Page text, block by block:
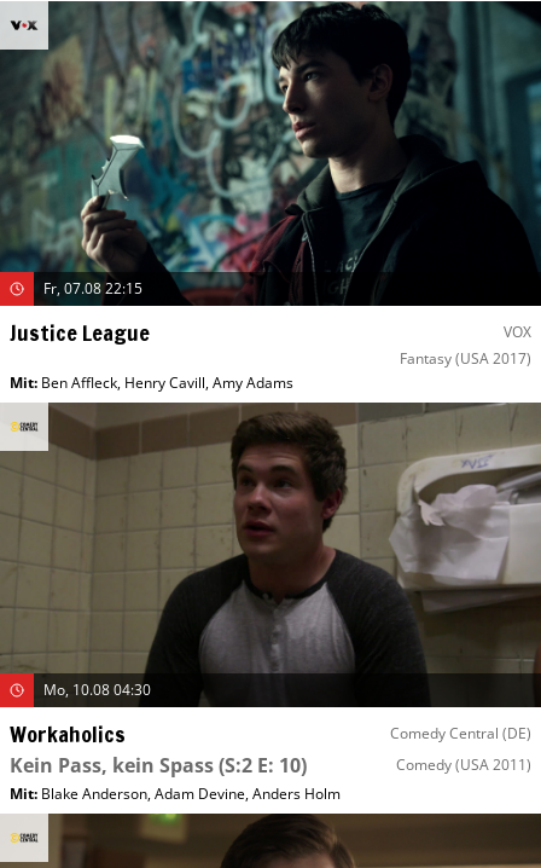
Fr, 07.08 22:15
Justice League
VOX
Fantasy(USA 2017)
Mit: Ben Affleck, Henry Cavill,Amy Adams
Mo, 10.08 04:30
Workaholics Comedy Central (DE)
Kein Pass, kein Spass(S:2 E: 10) Comedy(USA 2011)
Mit: Blake Anderson,Adam Devine,Anders Holm